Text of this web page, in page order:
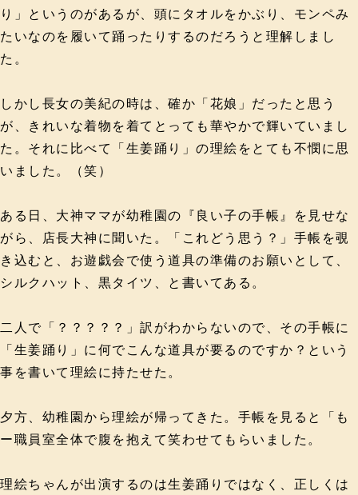
り」というのがあるが、頭にタオルをかぶり、モンペみ
たいなのを履いて踊ったりするのだろうと理解しまし
た。
しかし長女の美紀の時は、確か「花娘」だったと思う
が、きれいな着物を着てとっても華やかで輝いていまし
た。それに比べて「生姜踊り」の理絵をとても不憫に思
いました。（笑）
ある日、大神ママが幼稚園の『良い子の手帳』を見せな
がら、店長大神に聞いた。「これどう思う？」手帳を覗
き込むと、お遊戯会で使う道具の準備のお願いとして、
シルクハット、黒タイツ、と書いてある。
二人で「？？？？？」訳がわからないので、その手帳に
「生姜踊り」に何でこんな道具が要るのですか？という
事を書いて理絵に持たせた。
夕方、幼稚園から理絵が帰ってきた。手帳を見ると「も
ー職員室全体で腹を抱えて笑わせてもらいました。
理絵ちゃんが出演するのは生姜踊りではなく、正しくは